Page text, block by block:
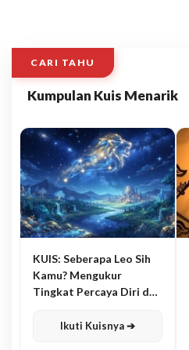
CARI TAHU
Kumpulan Kuis Menarik
KUIS: Seberapa Leo Sih
Kamu? Mengukur
Tingkat Percaya Diri dan
Ikuti Kuisnya ➔